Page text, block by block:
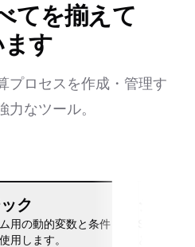
てを揃えて
ます
プロセスを作成・管理す
力なツール。
ク
用の動的変数と条件
用します。